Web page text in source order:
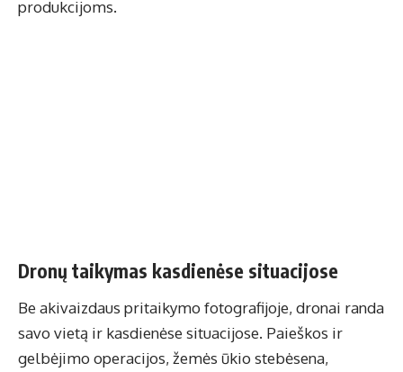
produkcijoms.
Dronų taikymas kasdienėse situacijose
Be akivaizdaus pritaikymo fotografijoje, dronai randa
savo vietą ir kasdienėse situacijose. Paieškos ir
gelbėjimo operacijos, žemės ūkio stebėsena,